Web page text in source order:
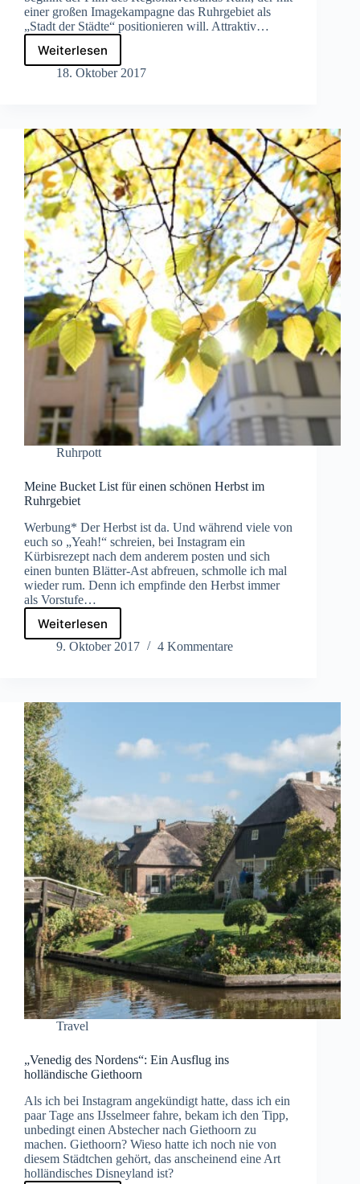
einer großen Imagekampagne das Ruhrgebiet als
„Stadt der Städte“ positionieren will. Attraktiv…
WeiterlesenImagekampagne:
Das
„Stadt
der
Städte“
18. Oktober 2017
Ruhrpott
Meine Bucket List für einen schönen Herbst im
Ruhrgebiet
Werbung* Der Herbst ist da. Und während viele von
euch so „Yeah!“ schreien, bei Instagram ein
Kürbisrezept nach dem anderem posten und sich
einen bunten Blätter-Ast abfreuen, schmolle ich mal
wieder rum. Denn ich empfinde den Herbst immer
als Vorstufe…
Weiterlesen
Meine
Bucket
schönen
Ruhrgebiet
9. Oktober 2017 4 Kommentare
Travel
„Venedig des Nordens“: Ein Ausflug ins
holländische Giethoorn
Als ich bei Instagram angekündigt hatte, dass ich ein
paar Tage ans IJsselmeer fahre, bekam ich den Tipp,
unbedingt einen Abstecher nach Giethoorn zu
machen. Giethoorn? Wieso hatte ich noch nie von
diesem Städtchen gehört, das anscheinend eine Art
holländisches Disneyland ist?